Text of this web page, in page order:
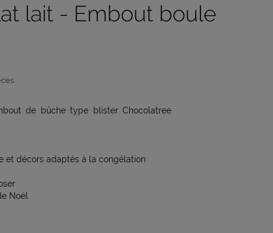
lait - Embout boule
de bûche type blister Chocolatree
et décors adaptés à la congélation
Noël